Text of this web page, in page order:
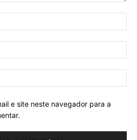
e site neste navegador para a